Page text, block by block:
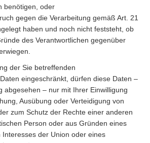
benötigen, oder
gegen die Verarbeitung gemäß Art. 21
haben und noch nicht feststeht, ob
des Verantwortlichen gegenüber
der Sie betreffenden
eingeschränkt, dürfen diese Daten –
abgesehen – nur mit Ihrer Einwilligung
Ausübung oder Verteidigung von
zum Schutz der Rechte einer anderen
Person oder aus Gründen eines
der Union oder eines